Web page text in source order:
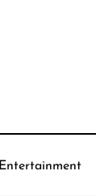
Entertainment